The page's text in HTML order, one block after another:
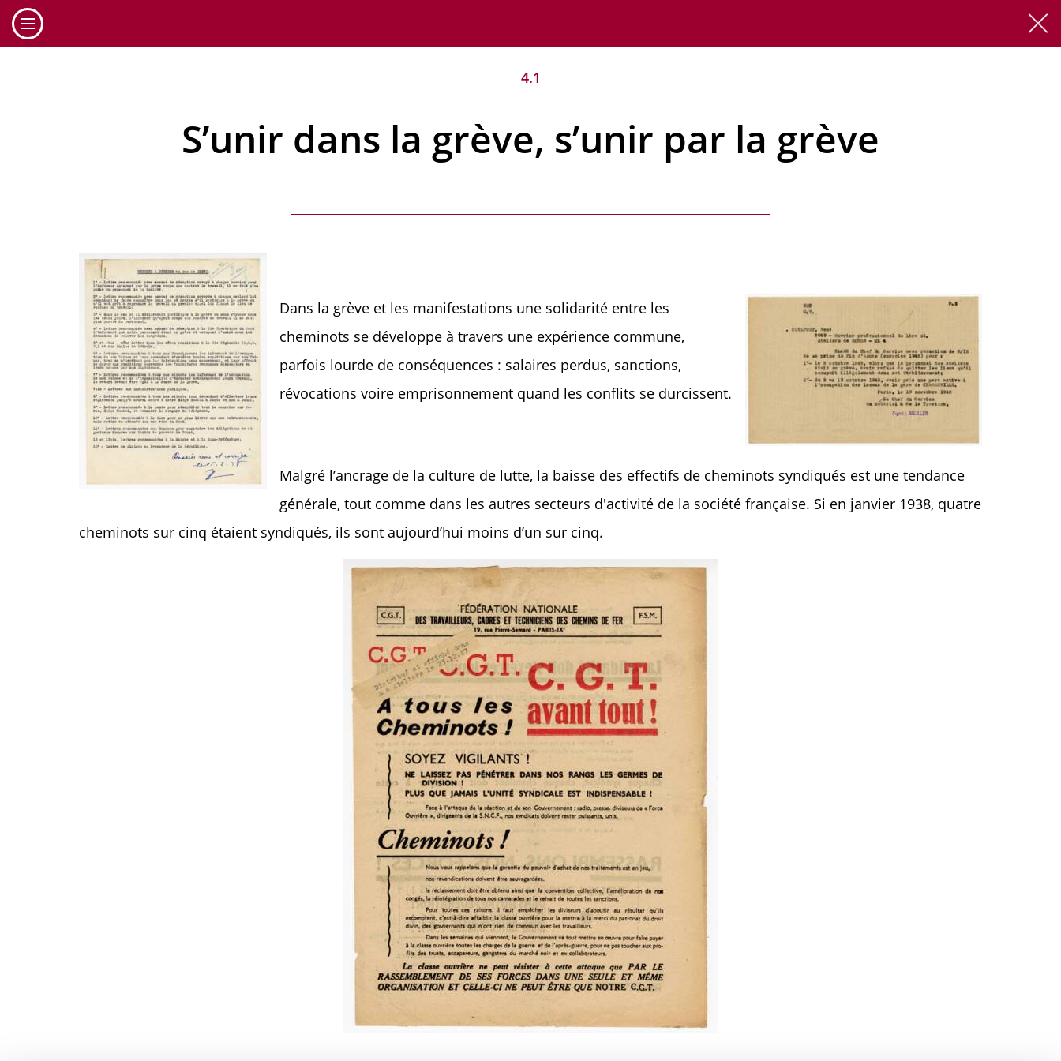
4.1
S’unir dans la grève, s’unir par la grève
Dans la grève et les manifestations une solidarité entre les
cheminots se développe à travers une expérience commune,
parfois lourde de conséquences : salaires perdus, sanctions,
révocations voire emprisonnement quand les conflits se durcissent.
Malgré l’ancrage de la culture de lutte, la baisse des effectifs de cheminots syndiqués est une tendance
générale, tout comme dans les autres secteurs d'activité de la société française. Si en janvier 1938, quatre
cheminots sur cinq étaient syndiqués, ils sont aujourd’hui moins d’un sur cinq.
Cookies management panel